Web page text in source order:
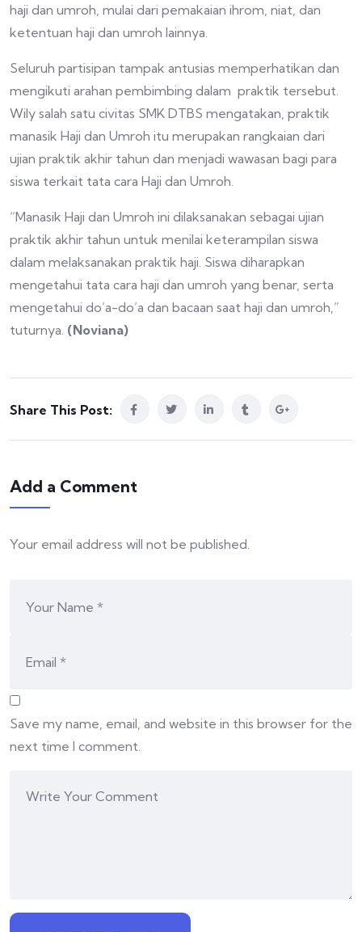
haji dan umroh, mulai dari pemakaian ihrom, niat, dan
ketentuan haji dan umroh lainnya.
Seluruh partisipan tampak antusias memperhatikan dan
mengikuti arahan pembimbing dalam praktik tersebut.
Wily salah satu civitas SMK DTBS mengatakan, praktik
manasik Haji dan Umroh itu merupakan rangkaian dari
ujian praktik akhir tahun dan menjadi wawasan bagi para
siswa terkait tata cara Haji dan Umroh.
“Manasik Haji dan Umroh ini dilaksanakan sebagai ujian
praktik akhir tahun untuk menilai keterampilan siswa
dalam melaksanakan praktik haji. Siswa diharapkan
mengetahui tata cara haji dan umroh yang benar, serta
mengetahui do’a-do’a dan bacaan saat haji dan umroh,”
tuturnya. (Noviana)
Share This Post:
Add a Comment
Your email address will not be published.
Save my name, email, and website in this browser for the
next time I comment.